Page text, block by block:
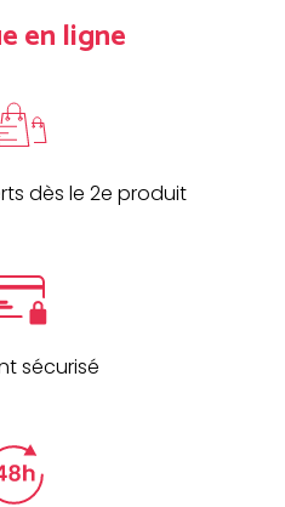
en ligne
dès le 2e produit
sécurisé